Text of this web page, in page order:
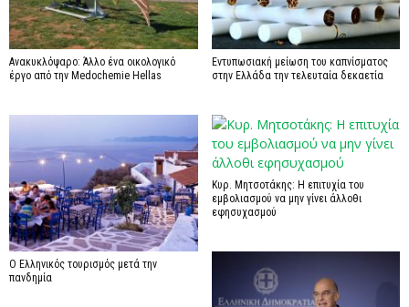
Ανακυκλόψαρο: Άλλο ένα οικολογικό
έργο από την Medochemie Hellas
Εντυπωσιακή μείωση του καπνίσματος
στην Ελλάδα την τελευταία δεκαετία
Ο Ελληνικός τουρισμός μετά την
πανδημία
Κυρ. Μητσοτάκης: Η επιτυχία του
εμβολιασμού να μην γίνει άλλοθι
εφησυχασμού